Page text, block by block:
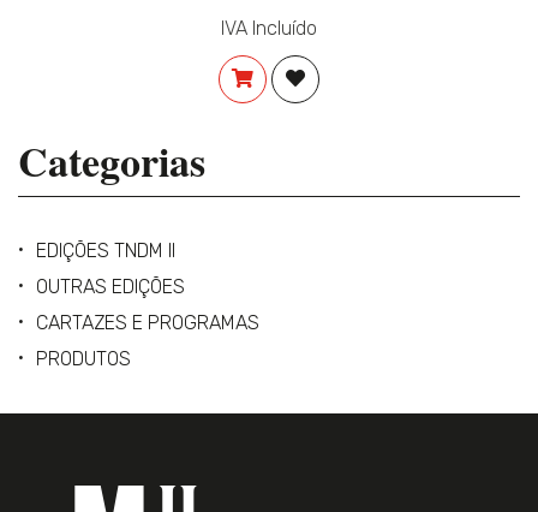
IVA Incluído
COMPRARADICIONAR À LISTA DE
Categorias
EDIÇÕES TNDM II
OUTRAS EDIÇÕES
CARTAZES E PROGRAMAS
PRODUTOS